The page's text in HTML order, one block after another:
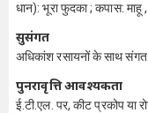
धान): भूरा फुदका ; कपास: माहू
सुसंगत
अधिकांश रसायनों के साथ संगत
पुनरावृत्ति आवश्यकता
ई.टी.एल. पर, कीट प्रकोप या